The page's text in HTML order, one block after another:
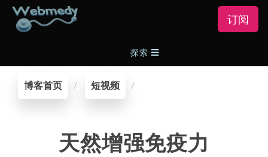
订阅
探索 ☰
博客首页 短视频
天然增强免疫力